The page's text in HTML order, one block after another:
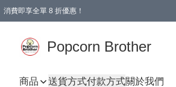
消費即享全單 8 折優惠！
Popcorn Brother
商品 送貨方式付款方式關於我們